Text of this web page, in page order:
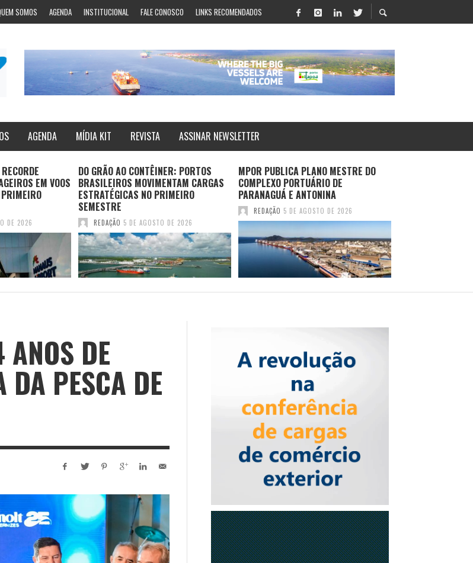
SOMOS AGENDA INSTITUCIONAL FALE CONOSCO LINKS RECOMENDADOS
AGENDA MÍDIA KIT REVISTA ASSINAR NEWSLETTER
EM VOOS
DE 2026
DO GRÃO AO CONTÊINER: PORTOS
BRASILEIROS MOVIMENTAM CARGAS
ESTRATÉGICAS NO PRIMEIRO
SEMESTRE
REDAÇÃO 5 DE AGOSTO DE 2026
MPOR PUBLICA PLANO MESTRE DO
COMPLEXO PORTUÁRIO DE
PARANAGUÁ E ANTONINA
REDAÇÃO 5 DE AGOSTO DE 2026
DE
DA PESCA DE